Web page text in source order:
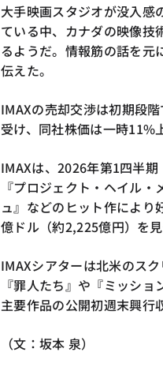
大手映画スタジオが没入感
ている中、カナダの映像技
るようだ。情報筋の話を元
伝えた。
IMAXの売却交渉は初期段
受け、同社株価は一時11%
IMAXは、2026年第1四半期
『プロジェクト・ヘイル
ュ』などのヒット作により
億ドル（約2,225億円）を見
IMAXシアターは北米のス
『罪人たち』や『ミッシ
主要作品の公開初週末興行
（文：坂本 泉）